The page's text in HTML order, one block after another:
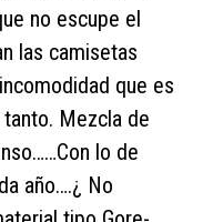
no escupe el
las camisetas
que es
Mezcla de
lo de
año….¿ No